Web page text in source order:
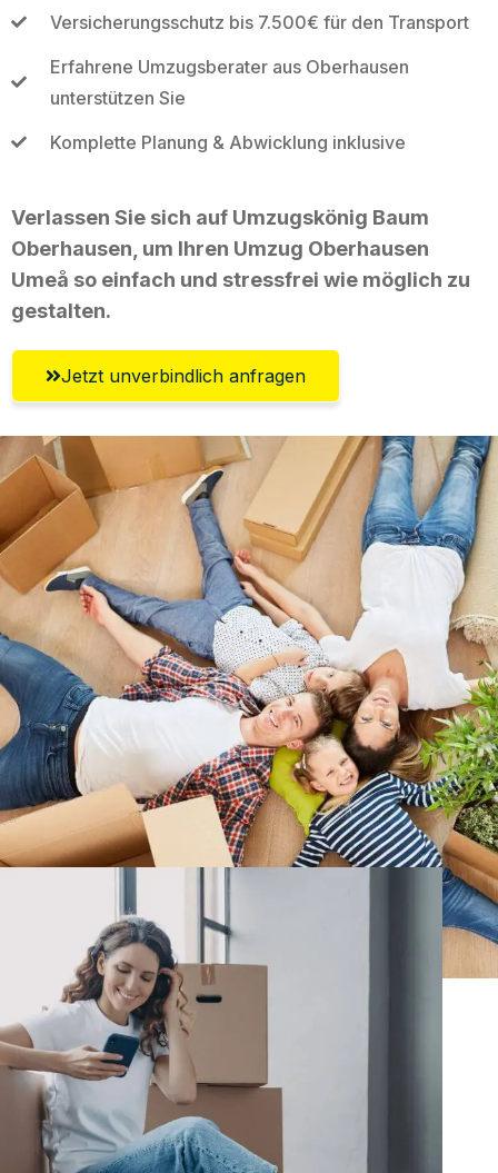
Versicherungsschutz bis 7.500€ für den Transport
Erfahrene Umzugsberater aus Oberhausen
unterstützen Sie
Komplette Planung & Abwicklung inklusive
Verlassen Sie sich auf Umzugskönig Baum
Oberhausen, um Ihren Umzug Oberhausen
Umeå so einfach und stressfrei wie möglich zu
gestalten.
Jetzt unverbindlich anfragen